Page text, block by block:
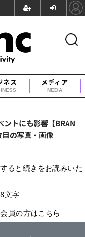
ネス メディア
MEDIA
ントにも影響【BRAN
の写真・画像
ると続きをお読みいた
文字
会員の方はこちら